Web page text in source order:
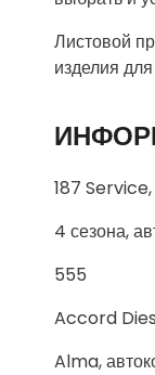
Листовой
изделия
187
4 сезона,
555
Accord
Alma,